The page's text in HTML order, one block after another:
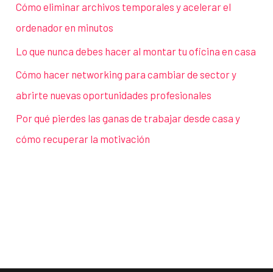
Cómo eliminar archivos temporales y acelerar el
ordenador en minutos
Lo que nunca debes hacer al montar tu oficina en casa
Cómo hacer networking para cambiar de sector y
abrirte nuevas oportunidades profesionales
Por qué pierdes las ganas de trabajar desde casa y
cómo recuperar la motivación